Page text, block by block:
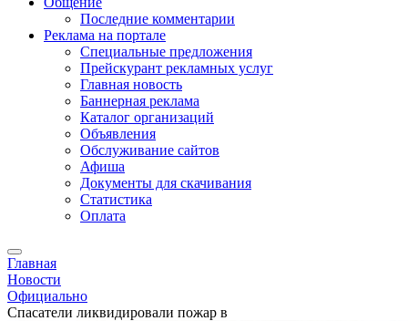
Последние комментарии
Реклама на портале
Специальные предложения
Прейскурант рекламных услуг
Главная новость
Баннерная реклама
Каталог организаций
Объявления
Обслуживание сайтов
Афиша
Документы для скачивания
Статистика
Оплата
Главная
Новости
Официально
Спасатели ликвидировали пожар в